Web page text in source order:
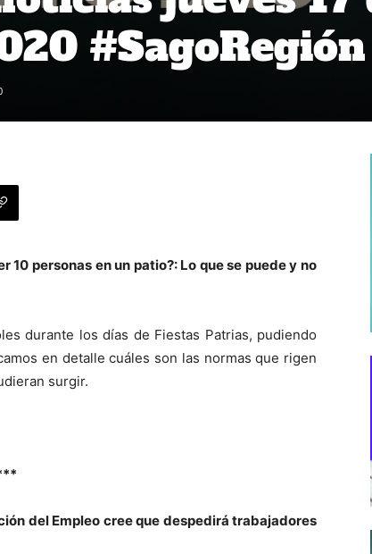
#SagoRegión
10 personas en un patio?: Lo que se puede y no
durante los días de Fiestas Patrias, pudiendo
en detalle cuáles son las normas que rigen
surgir.
del Empleo cree que despedirá trabajadores